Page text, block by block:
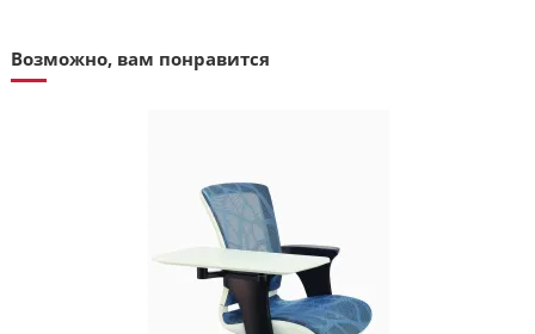
Возможно, вам понравится